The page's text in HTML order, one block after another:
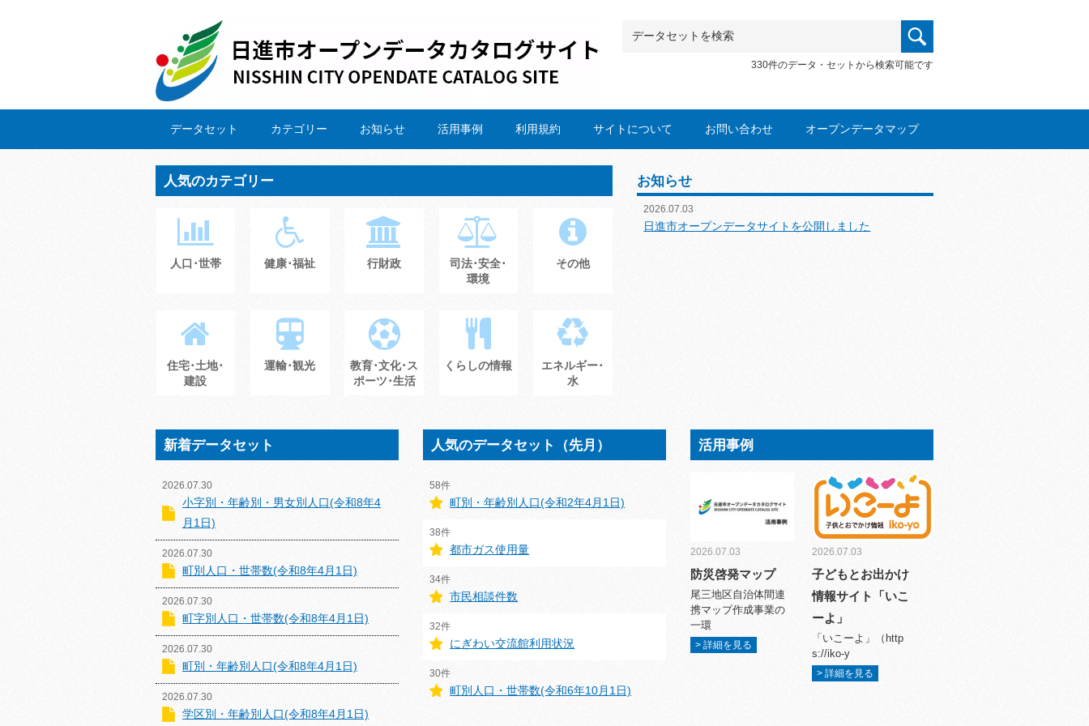
330件のデータ・セットから検索可能です
データセット カテゴリー お知らせ 活用事例 利用規約 サイトについて お問い合わせ オープンデータマップ
人気のカテゴリー
人口･世帯 健康･福祉 行財政
司法･安全･
環境
その他
住宅･土地･
建設
運輸･観光
教育･文化･ス
ポーツ･生活
くらしの情報
エネルギー･
水
お知らせ
2026.07.03
日進市オープンデータサイトを公開しました
新着データセット
2026.07.30
小字別・年齢別・男女別人口(令和8年4
月1日)
2026.07.30
町別人口・世帯数(令和8年4月1日)
2026.07.30
町字別人口・世帯数(令和8年4月1日)
2026.07.30
町別・年齢別人口(令和8年4月1日)
2026.07.30
学区別・年齢別人口(令和8年4月1日)
人気のデータセット（先月）
58件
町別・年齢別人口(令和2年4月1日)
38件
都市ガス使用量
34件
市民相談件数
32件
にぎわい交流館利用状況
30件
町別人口・世帯数(令和6年10月1日)
活用事例
2026.07.03
防災啓発マップ
尾三地区自治体間連
携マップ作成事業の
一環
> 詳細を見る
2026.07.03
子どもとお出かけ
情報サイト「いこ
ーよ」
「いこーよ」（http
s://iko-y
> 詳細を見る